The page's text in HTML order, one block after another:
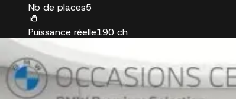
Nb de places5
Puissance réelle190 ch
Puissance fiscale
Couleurblanc